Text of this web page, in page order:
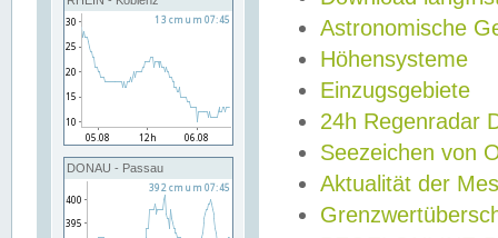
DONAU - Passau
Astronomische
Höhensysteme
Einzugsgebiete
24h Regenradar
Seezeichen von
Aktualität der